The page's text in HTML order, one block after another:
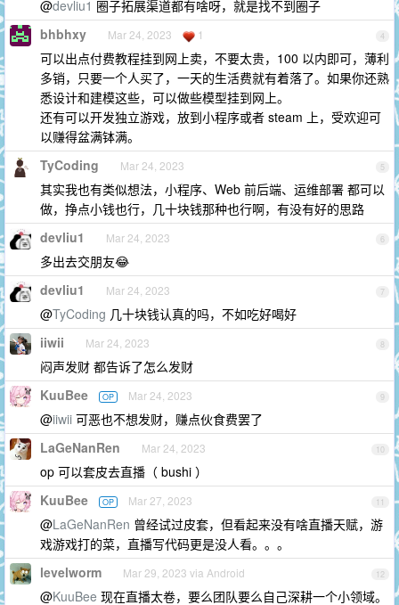
@devliu1 圈子拓展渠道都有啥呀，就是找不到圈子
4
bhbhxy Mar 24, 2023 1
可以出点付费教程挂到网上卖，不要太贵，100 以内即可，薄利
多销，只要一个人买了，一天的生活费就有着落了。如果你还熟
悉设计和建模这些，可以做些模型挂到网上。
还有可以开发独立游戏，放到小程序或者 steam 上，受欢迎可
以赚得盆满钵满。
5
TyCoding Mar 24, 2023
其实我也有类似想法，小程序、Web 前后端、运维部署 都可以
做，挣点小钱也行，几十块钱那种也行啊，有没有好的思路
6
devliu1 Mar 24, 2023
多出去交朋友😂
7
devliu1 Mar 24, 2023
@TyCoding 几十块钱认真的吗，不如吃好喝好
8
iiwii Mar 24, 2023
闷声发财 都告诉了怎么发财
9
KuuBee OP Mar 24, 2023
@iiwii 可恶也不想发财，赚点伙食费罢了
10
LaGeNanRen Mar 24, 2023
op 可以套皮去直播（ bushi ）
11
KuuBee OP Mar 27, 2023
@LaGeNanRen 曾经试过皮套，但看起来没有啥直播天赋，游
戏游戏打的菜，直播写代码更是没人看。。。
12
levelworm Mar 29, 2023 via Android
@KuuBee 现在直播太卷，要么团队要么自己深耕一个小领域。